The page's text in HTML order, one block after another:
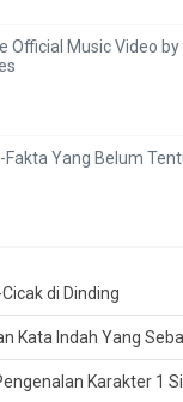
Official Music Video
Fakta Yang Belum
di Dinding
Kata Indah Yang
Karakter 1